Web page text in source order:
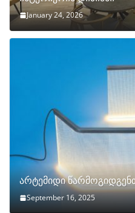
January 24, 2026
არტემიდი
September 16, 2025